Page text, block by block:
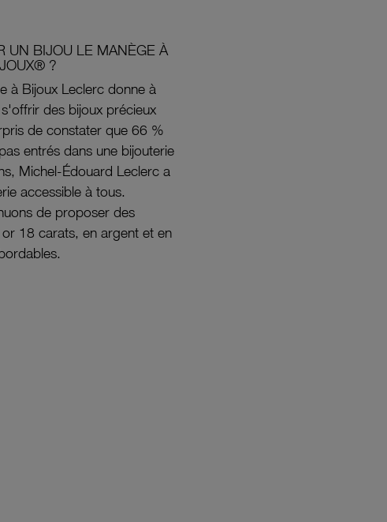
UN BIJOU LE MANÈGE À
?
à Bijoux Leclerc donne à
des bijoux précieux
de constater que 66 %
entrés dans une bijouterie
Michel-Édouard Leclerc a
accessible à tous.
de proposer des
18 carats, en argent et en